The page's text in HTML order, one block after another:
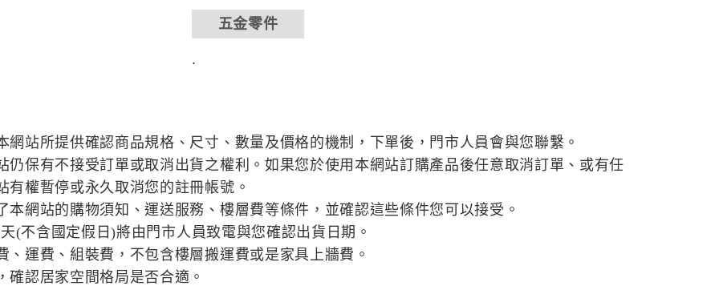
五金零件
.
站所提供確認商品規格、尺寸、數量及價格的機制，下單後，門市人員會與您聯繫。
仍保有不接受訂單或取消出貨之權利。如果您於使用本網站訂購產品後任意取消訂單、或有任
權暫停或永久取消您的註冊帳號。
網站的購物須知、運送服務、樓層費等條件，並確認這些條件您可以接受。
(不含國定假日)將由門市人員致電與您確認出貨日期。
運費、組裝費，不包含樓層搬運費或是家具上牆費。
認居家空間格局是否合適。